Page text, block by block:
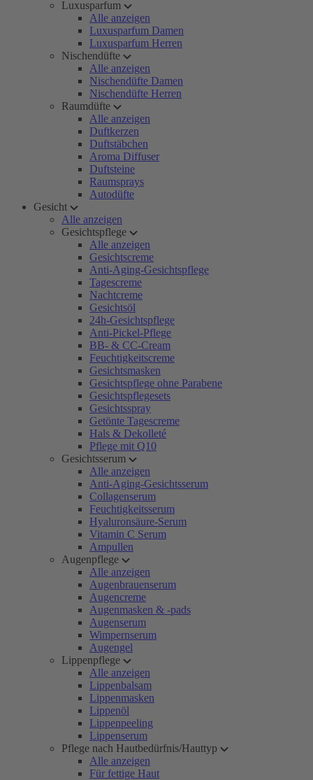
Luxusparfum
Alle anzeigen
Luxusparfum Damen
Luxusparfum Herren
Nischendüfte
Alle anzeigen
Nischendüfte Damen
Nischendüfte Herren
Raumdüfte
Alle anzeigen
Duftkerzen
Duftstäbchen
Aroma Diffuser
Duftsteine
Raumsprays
Autodüfte
Gesicht
Alle anzeigen
Gesichtspflege
Alle anzeigen
Gesichtscreme
Anti-Aging-Gesichtspflege
Tagescreme
Nachtcreme
Gesichtsöl
24h-Gesichtspflege
Anti-Pickel-Pflege
BB- & CC-Cream
Feuchtigkeitscreme
Gesichtsmasken
Gesichtspflege ohne Parabene
Gesichtspflegesets
Gesichtsspray
Getönte Tagescreme
Hals & Dekolleté
Pflege mit Q10
Gesichtsserum
Alle anzeigen
Anti-Aging-Gesichtsserum
Collagenserum
Feuchtigkeitsserum
Hyaluronsäure-Serum
Vitamin C Serum
Ampullen
Augenpflege
Alle anzeigen
Augenbrauenserum
Augencreme
Augenmasken & -pads
Augenserum
Wimpernserum
Augengel
Lippenpflege
Alle anzeigen
Lippenbalsam
Lippenmasken
Lippenöl
Lippenpeeling
Lippenserum
Pflege nach Hautbedürfnis/Hauttyp
Alle anzeigen
Für fettige Haut